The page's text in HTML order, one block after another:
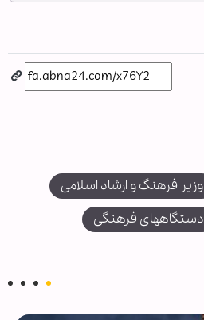
وزیر فرهنگ و ارشاد اسلامی
دستگاههای فرهنگی